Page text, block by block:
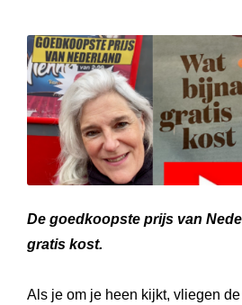
De goedkoopste prijs van
gratis kost.
Als je om je heen kijkt, vliegen